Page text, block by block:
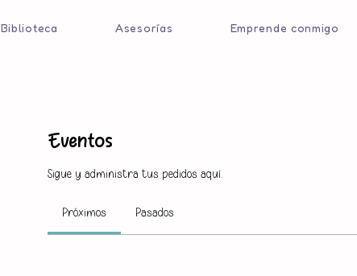
Biblioteca Asesorías Emprende conmigo
Eventos
Sigue y administra tus pedidos aquí.
Próximos Pasados